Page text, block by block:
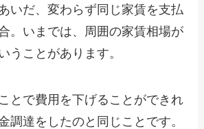
いだ、変わらず同じ家賃を支払
。いまでは、周囲の家賃相場が
うことがあります。
とで費用を下げることができれ
調達をしたのと同じことです。